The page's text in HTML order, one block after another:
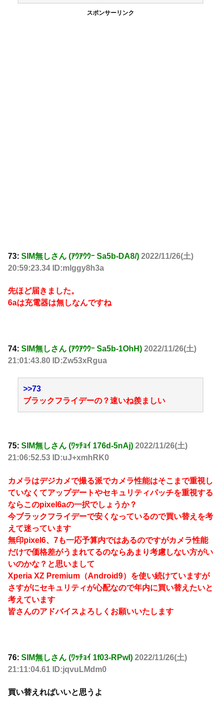
スポンサーリンク
73: SIM無しさん (ｱｳｱｳｳｰ Sa5b-DA8/) 2022/11/26(土)
20:59:23.34 ID:mlggy8h3a
先ほど届きました。
6aは充電器は無しなんですね
74: SIM無しさん (ｱｳｱｳｳｰ Sa5b-1OhH) 2022/11/26(土)
21:01:43.80 ID:Zw53xRgua
>>73
ブラックフライデーの？速いね羨ましい
75: SIM無しさん (ﾜｯﾁｮｲ 176d-5nAj) 2022/11/26(土)
21:06:52.53 ID:uJ+xmhRK0
カメラはデジカメで撮る派でカメラ性能はそこまで重視し
ていなくてアップデートやセキュリティパッチを重視する
ならこのpixel6aの一択でしょうか？
今ブラックフライデーで安くなっているので買い替えを考
えて迷っています
無印pixel6、7も一応予算内ではあるのですがカメラ性能
だけで価格差がうまれてるのならあまり考慮しない方がい
いのかな？と思いまして
Xperia XZ Premium（Android9）を使い続けていますが
さすがにセキュリティが心配なので年内に買い替えたいと
考えています
皆さんのアドバイスよろしくお願いいたします
76: SIM無しさん (ﾜｯﾁｮｲ 1f03-RPwI) 2022/11/26(土)
21:11:04.61 ID:jqvuLMdm0
買い替えればいいと思うよ